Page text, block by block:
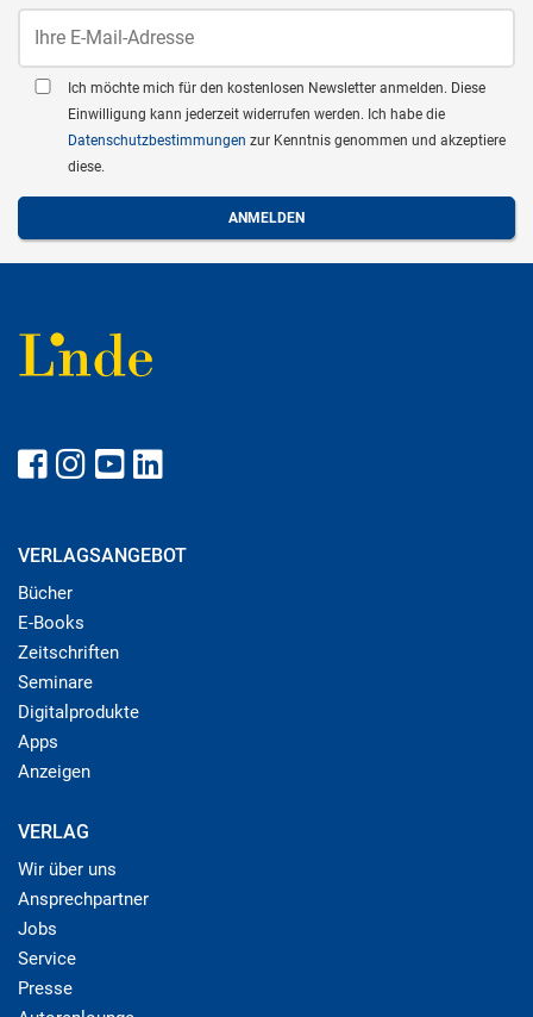
Ich möchte mich für den kostenlosen Newsletter anmelden. Diese
Einwilligung kann jederzeit widerrufen werden. Ich habe die
Datenschutzbestimmungen zur Kenntnis genommen und akzeptiere
diese.
VERLAGSANGEBOT
Bücher
E-Books
Zeitschriften
Seminare
Digitalprodukte
Apps
Anzeigen
VERLAG
Wir über uns
Ansprechpartner
Jobs
Service
Presse